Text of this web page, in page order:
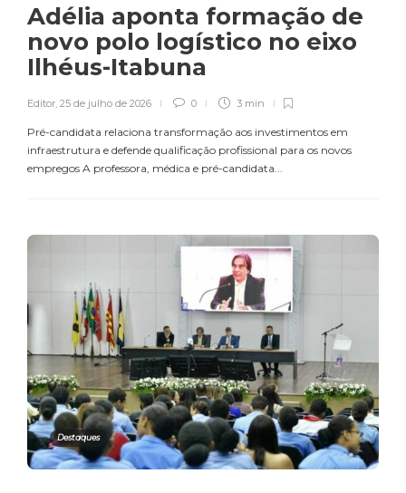
Adélia aponta formação de
novo polo logístico no eixo
Ilhéus-Itabuna
Editor 25 de julho de 2026 0 3 min
Pré-candidata relaciona transformação aos investimentos em
infraestrutura e defende qualificação profissional para os novos
empregos A professora, médica e pré-candidata...
Destaques